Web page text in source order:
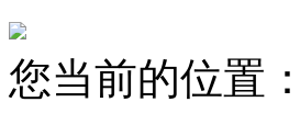
您当前的位置：